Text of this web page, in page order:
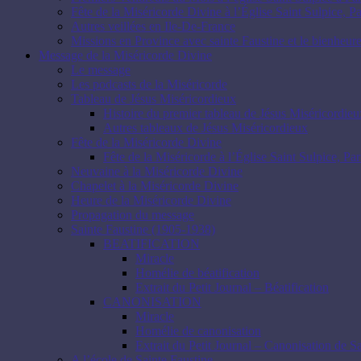
Fête de la Miséricorde Divine à l’Église Saint Sulpice,
Autres veillées en Ile-De-France
Missions en Province avec sainte Faustine et le
Message de la Miséricorde Divine
Le message
Les podcasts de la Miséricorde
Tableau de Jésus Miséricordieux
Histoire du premier tableau de Jésus
Autres tableaux de Jésus Miséricordieux
Fête de la Miséricorde Divine
Fête de la Miséricorde à l’Église Saint Sulpice,
Neuvaine à la Miséricorde Divine
Chapelet à la Miséricorde Divine
Heure de la Miséricorde Divine
Propagation du message
Sainte Faustine (1905-1938)
BEATIFICATION
Miracle
Homélie de béatification
Extrait du Petit Journal – Béatification
CANONISATION
Miracle
Homélie de canonisation
Extrait du Petit Journal – Canonisation de